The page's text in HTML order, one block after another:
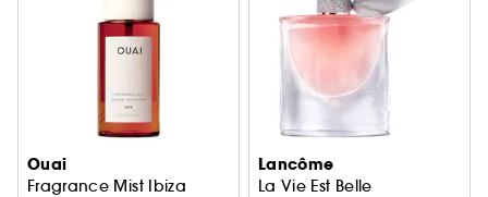
Ouai
Fragrance Mist Ibiza
Lancôme
La Vie Est Belle